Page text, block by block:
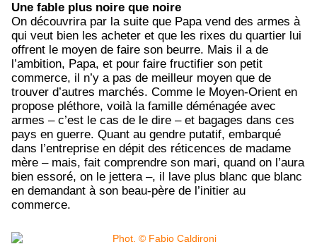
Une fable plus noire que noire
On découvrira par la suite que Papa vend des armes à
qui veut bien les acheter et que les rixes du quartier lui
offrent le moyen de faire son beurre. Mais il a de
l’ambition, Papa, et pour faire fructifier son petit
commerce, il n’y a pas de meilleur moyen que de
trouver d’autres marchés. Comme le Moyen-Orient en
propose pléthore, voilà la famille déménagée avec
armes – c’est le cas de le dire – et bagages dans ces
pays en guerre. Quant au gendre putatif, embarqué
dans l’entreprise en dépit des réticences de madame
mère – mais, fait comprendre son mari, quand on l’aura
bien essoré, on le jettera –, il lave plus blanc que blanc
en demandant à son beau-père de l’initier au
commerce.